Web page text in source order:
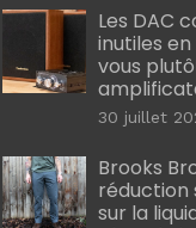
Les DAC
inutiles
vous
30 juillet
Brooks
réduction
sur la